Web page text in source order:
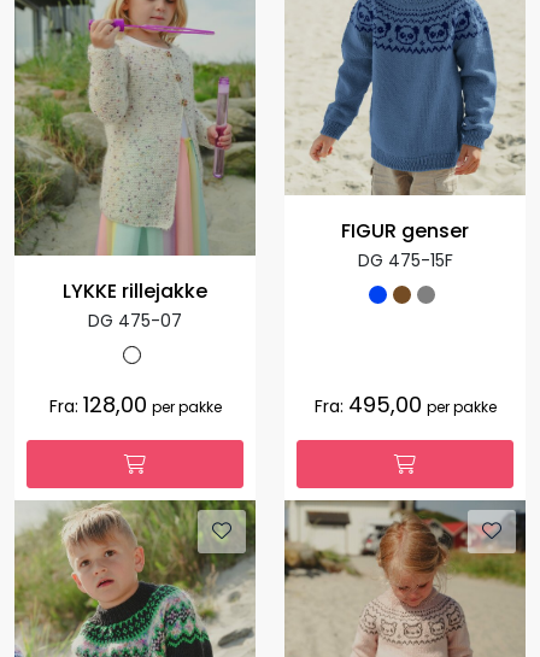
LYKKE rillejakke
DG 475-07
Fra: 128,00 per pakke
FIGUR genser
DG 475-15F
Fra: 495,00 per pakke